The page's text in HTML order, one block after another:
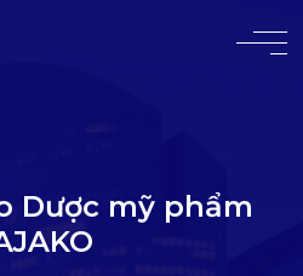
Dược mỹ phẩm